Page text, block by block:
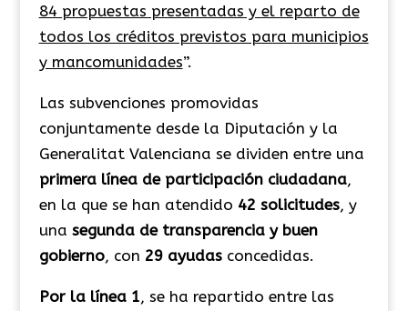
84 propuestas presentadas y el reparto de
todos los créditos previstos para municipios
y mancomunidades”.
Las subvenciones promovidas
conjuntamente desde la Diputación y la
Generalitat Valenciana se dividen entre una
primera línea de participación ciudadana,
en la que se han atendido 42 solicitudes, y
una segunda de transparencia y buen
gobierno, con 29 ayudasconcedidas.
Por la línea 1, se ha repartido entre las